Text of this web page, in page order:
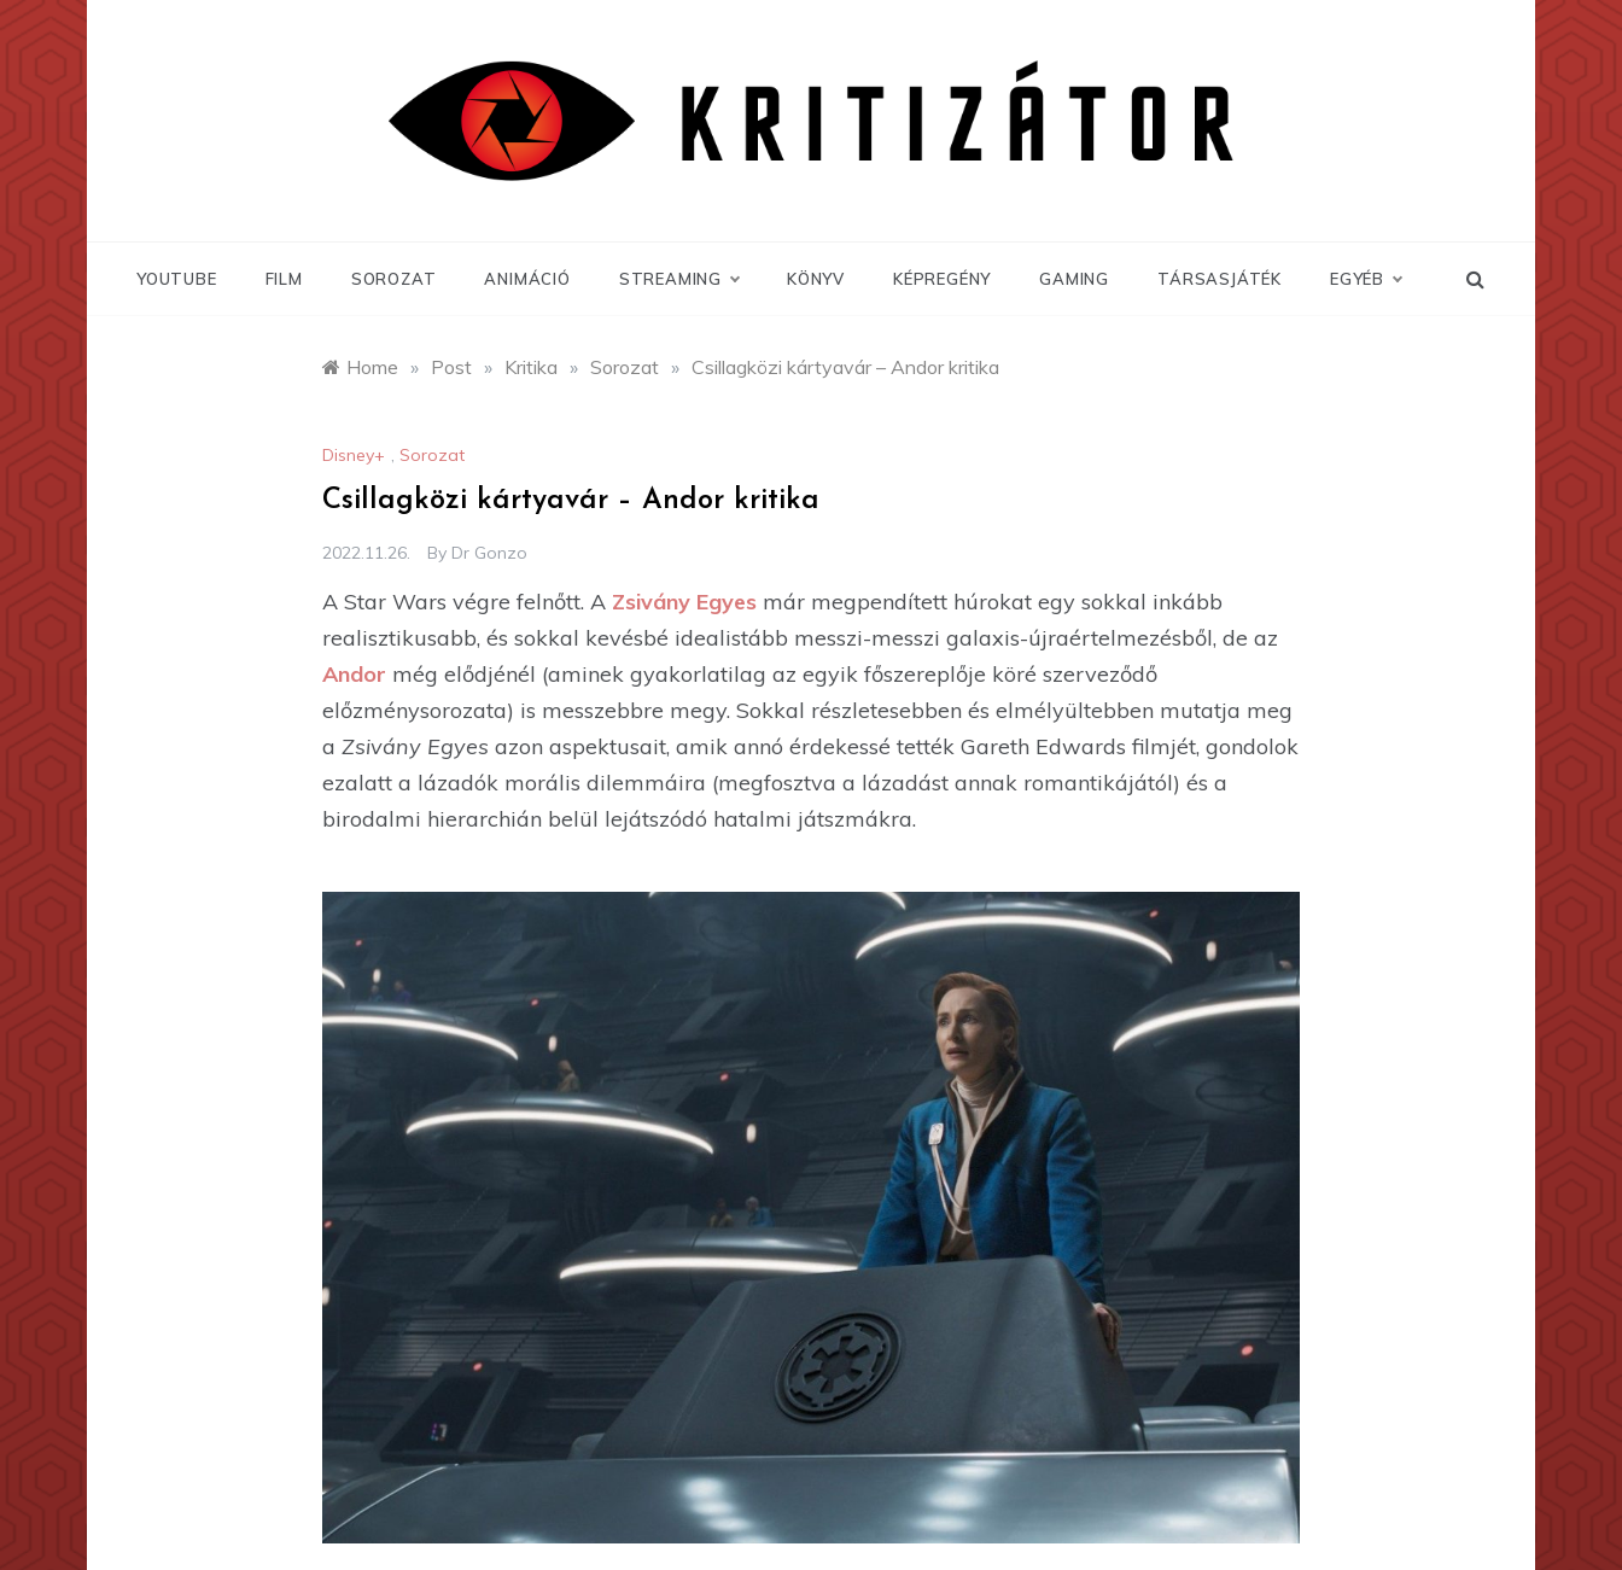
YOUTUBE FILM SOROZAT ANIMÁCIÓ STREAMING KÖNYV KÉPREGÉNY GAMING TÁRSASJÁTÉK EGYÉB
Home » Post » Kritika » Sorozat » Csillagközi kártyavár – Andor kritika
Disney+ , Sorozat
Csillagközi kártyavár – Andor kritika
2022.11.26. By Dr Gonzo
A Star Wars végre felnőtt. A Zsivány Egyes már megpendített húrokat egy sokkal inkább
realisztikusabb, és sokkal kevésbé idealistább messzi-messzi galaxis-újraértelmezésből, de az
Andor még elődjénél (aminek gyakorlatilag az egyik főszereplője köré szerveződő
előzménysorozata) is messzebbre megy. Sokkal részletesebben és elmélyültebben mutatja meg
a Zsivány Egyes azon aspektusait, amik annó érdekessé tették Gareth Edwards filmjét, gondolok
ezalatt a lázadók morális dilemmáira (megfosztva a lázadást annak romantikájától) és a
birodalmi hierarchián belül lejátszódó hatalmi játszmákra.